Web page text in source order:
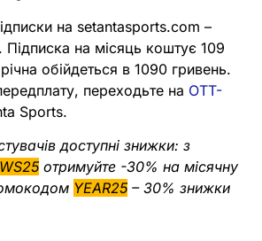
на setantasports.com –
Підписка на місяць коштує 109
обійдеться в 1090 гривень.
переходьте на OTT-
Sports.
доступні знижки: з
отримуйте -30% на місячну
YEAR25– 30% знижки